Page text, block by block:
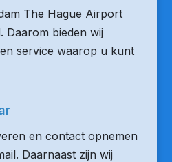
The Hague Airport
Daarom bieden wij
service waarop u kunt
en contact opnemen
Daarnaast zijn wij